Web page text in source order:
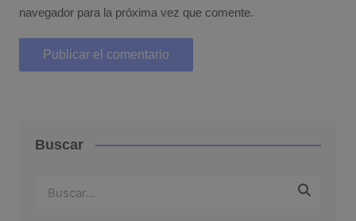
navegador para la próxima vez que comente.
Buscar